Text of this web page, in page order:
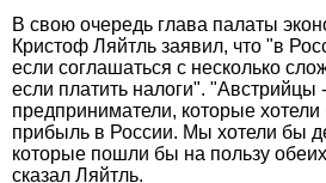
В свою очередь глава палаты
Кристоф Ляйтль заявил, что "в
если соглашаться с несколько
если платить налоги". "Австрийцы
предприниматели, которые
прибыль в России. Мы хотели бы
которые пошли бы на пользу
сказал Ляйтль.